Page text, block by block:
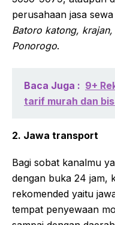
perusahaan jasa
Batoro katong,
Ponorogo.
Baca Juga : 9+
tarif murah dan
2. Jawa transport
Bagi sobat kanalmu
dengan buka 24 jam,
rekomended yaitu
tempat penyewaan